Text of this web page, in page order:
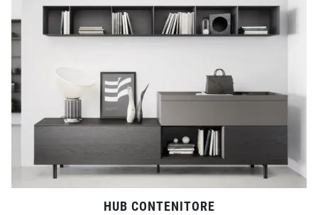
HUB CONTENITORE